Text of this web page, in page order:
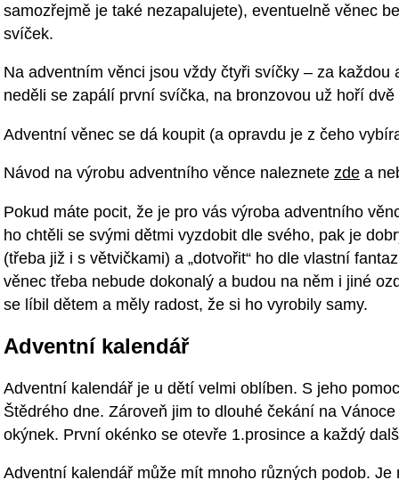
samozřejmě je také nezapalujete), eventuelně věnec
svíček.
Na adventním věnci jsou vždy čtyři svíčky – za
neděli se zapálí první svíčka, na bronzovou už hoří
Adventní věnec se dá koupit (a opravdu je z čeho
Návod na výrobu adventního věnce naleznete zde a
Pokud máte pocit, že je pro vás výroba adventního
ho chtěli se svými dětmi vyzdobit dle svého, pak je
(třeba již i s větvičkami) a „dotvořit“ ho dle vlastní
věnec třeba nebude dokonalý a budou na něm i jiné
se líbil dětem a měly radost, že si ho vyrobily samy.
Adventní kalendář
Adventní kalendář je u dětí velmi oblíben. S jeho
Štědrého dne. Zároveň jim to dlouhé čekání na
okýnek. První okénko se otevře 1.prosince a každý
Adventní kalendář může mít mnoho různých podob.